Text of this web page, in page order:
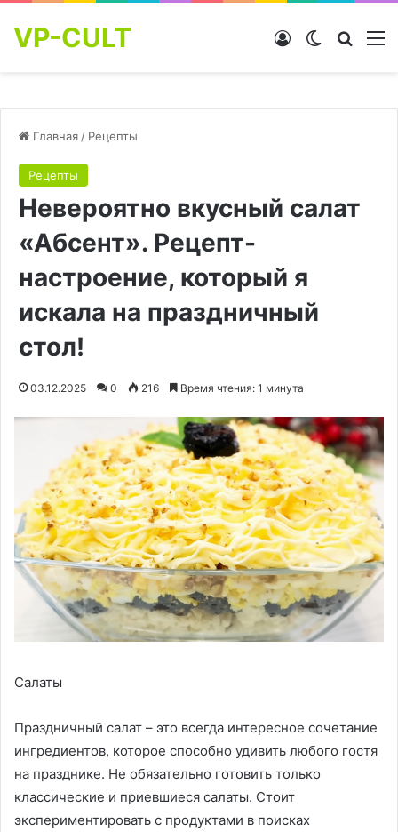
VP-CULT Switch skin
Войти
Главная / Рецепты
Рецепты
Невероятно вкусный салат
«Абсент». Рецепт-
настроение, который я
искала на праздничный
стол!
03.12.2025 0 216 Время чтения: 1 минута
Салаты
Праздничный салат – это всегда интересное сочетание
ингредиентов, которое способно удивить любого гостя
на празднике. Не обязательно готовить только
классические и приевшиеся салаты. Стоит
экспериментировать с продуктами в поисках